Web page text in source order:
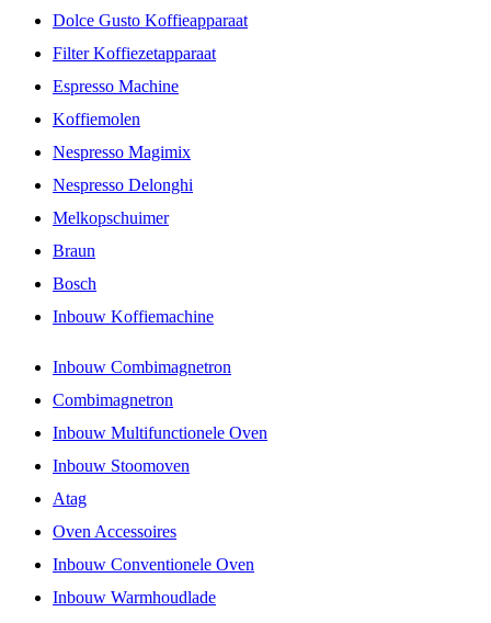
Dolce Gusto Koffieapparaat
Filter Koffiezetapparaat
Espresso Machine
Koffiemolen
Nespresso Magimix
Nespresso Delonghi
Melkopschuimer
Braun
Bosch
Inbouw Koffiemachine
Inbouw Combimagnetron
Combimagnetron
Inbouw Multifunctionele Oven
Inbouw Stoomoven
Atag
Oven Accessoires
Inbouw Conventionele Oven
Inbouw Warmhoudlade